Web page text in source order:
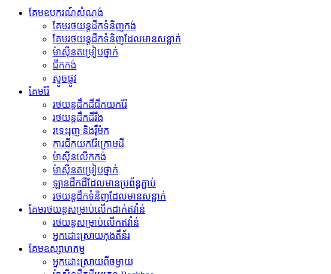
គែមឧបករណ៍សំណង់
គែម​រថយន្ត​ដឹក​ទំនិញ​កង់
គែមរថយន្តដឹកទំនិញដែលមានសន្លាក់
ម៉ាស៊ីន​តម្រៀប​ថ្នាក់
ជីក​កង់
ស្ទូចផ្លូវ
គែមរ៉ែ
រថយន្តដឹកដីជីកយករ៉ែ
រថយន្ត​ដឹក​ដី​រឹង
រទេះរុញ និងរ៉ឺម៉ក
ការជីកយករ៉ែក្រោមដី
ម៉ាស៊ីន​លើក​កង់
ម៉ាស៊ីន​តម្រៀប​ថ្នាក់
ឡានដឹកដីដែលមានប្រព័ន្ធភ្ជាប់
រថយន្ត​ដឹក​ទំនិញ​ដែល​មាន​សន្លាក់​
គែមរថយន្តសម្រាប់លើកដាក់ឥវ៉ាន់
រថយន្ត​សម្រាប់​លើក​ឥវ៉ាន់
អ្នកដោះស្រាយកុងតឺន័រ
គែមឧស្សាហកម្ម
អ្នកដោះស្រាយពីចម្ងាយ